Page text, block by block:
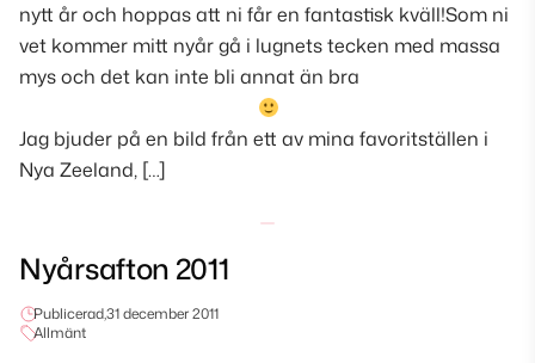
nytt år och hoppas att ni får en fantastisk kväll!Som ni
vet kommer mitt nyår gå i lugnets tecken med massa
mys och det kan inte bli annat än bra
Jag bjuder på en bild från ett av mina favoritställen i
Nya Zeeland, […]
Nyårsafton 2011
Publicerad,31 december 2011
Allmänt